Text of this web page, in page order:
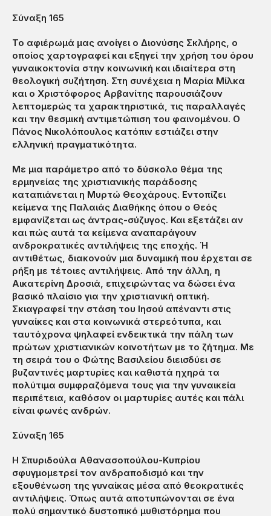
Σύναξη 165
Το αφιέρωμά μας ανοίγει ο Διονύσης Σκλήρης, ο
οποίος χαρτογραφεί και εξηγεί την χρήση του όρου
γυναικοκτονία στην κοινωνική και ιδιαίτερα στη
θεολογική συζήτηση. Στη συνέχεια η Μαρία Μίλκα
και ο Χριστόφορος Αρβανίτης παρουσιάζουν
λεπτομερώς τα χαρακτηριστικά, τις παραλλαγές
και την θεσμική αντιμετώπιση του φαινομένου. Ο
Πάνος Νικολόπουλος κατόπιν εστιάζει στην
ελληνική πραγματικότητα.
Με μια παράμετρο από το δύσκολο θέμα της
ερμηνείας της χριστιανικής παράδοσης
καταπιάνεται η Μυρτώ Θεοχάρους. Εντοπίζει
κείμενα της Παλαιάς Διαθήκης όπου ο Θεός
εμφανίζεται ως άντρας-σύζυγος. Και εξετάζει αν
και πώς αυτά τα κείμενα αναπαράγουν
ανδροκρατικές αντιλήψεις της εποχής. Ή
αντιθέτως, διακονούν μια δυναμική που έρχεται σε
ρήξη με τέτοιες αντιλήψεις. Από την άλλη, η
Αικατερίνη Δροσιά, επιχειρώντας να δώσει ένα
βασικό πλαίσιο για την χριστιανική οπτική.
Σκιαγραφεί την στάση του Ιησού απέναντι στις
γυναίκες και στα κοινωνικά στερεότυπα, και
ταυτόχρονα ψηλαφεί ενδεικτικά την πάλη των
πρώτων χριστιανικών κοινοτήτων με το ζήτημα. Με
τη σειρά του ο Φώτης Βασιλείου διεισδύει σε
βυζαντινές μαρτυρίες και καθιστά ηχηρά τα
πολύτιμα συμφραζόμενα τους για την γυναικεία
περιπέτεια, καθόσον οι μαρτυρίες αυτές και πάλι
είναι φωνές ανδρών.
Σύναξη 165
Η Σπυριδούλα Αθανασοπούλου-Κυπρίου
σφυγμομετρεί τον ανδραποδισμό και την
εξουθένωση της γυναίκας μέσα από θεοκρατικές
αντιλήψεις. Όπως αυτά αποτυπώνονται σε ένα
πολύ σημαντικό δυστοπικό μυθιστόρημα που